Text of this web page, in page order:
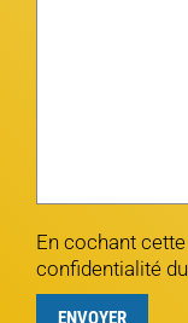
En cochant
confidentialité